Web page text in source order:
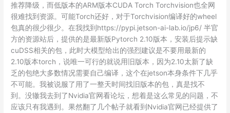
推荐降级，而低版本的ARM版本CUDA Torch Torchvision也全网
很难找到资源。可能Torch还好，对于Torchvision编译好的wheel
包真的很少很少。在我找到https://pypi.jetson-ai-lab.io/jp6/ 半官
方的资源站后，提供的是最新版Pytorch 2.10版本，安装后提示缺
cuDSS相关的包，此时大模型给出的强烈建议是不要用最新的
2.10版本torch，说唯一可行的就说用旧版本，因为2.10太新了缺
乏的包绝大多数情况需要自己编译，这个在jetson本身条件下几乎
不可能。我被说服了用了一整天时间找旧版本的包，真是找不
到。没辙我去到了Nvidia官网看论坛，想着是这么常见的问题，不
应该只有我遇到。果然翻了几个帖子就看到Nvidia官网已经提供了